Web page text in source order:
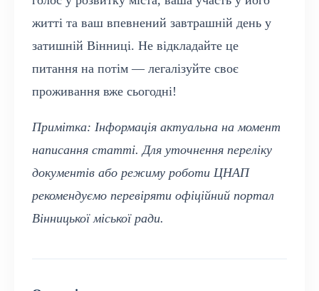
житті та ваш впевнений завтрашній день у
затишній Вінниці. Не відкладайте це
питання на потім — легалізуйте своє
проживання вже сьогодні!
Примітка: Інформація актуальна на момент
написання статті. Для уточнення переліку
документів або режиму роботи ЦНАП
рекомендуємо перевіряти офіційний портал
Вінницької міської ради.